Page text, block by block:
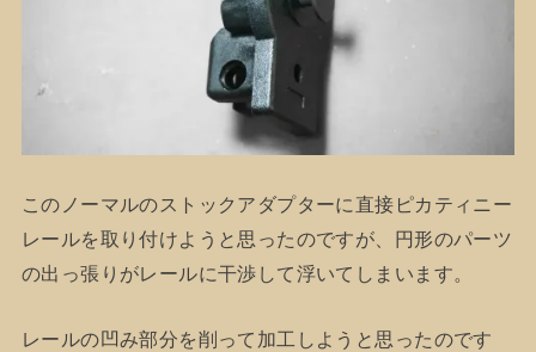
このノーマルのストックアダプターに直接ピカティニー
レールを取り付けようと思ったのですが、円形のパーツ
の出っ張りがレールに干渉して浮いてしまいます。
レールの凹み部分を削って加工しようと思ったのです